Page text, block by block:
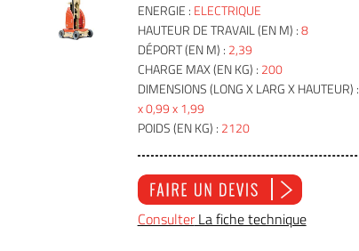
ENERGIE : ELECTRIQUE
HAUTEUR DE TRAVAIL (EN M) :8
DÉPORT (EN M) : 2,39
CHARGE MAX (EN KG) : 200
DIMENSIONS (LONG X LARG X HAUTEUR) :
x 0,99 x 1,99
POIDS (EN KG) : 2120
ConsulterLa fiche technique